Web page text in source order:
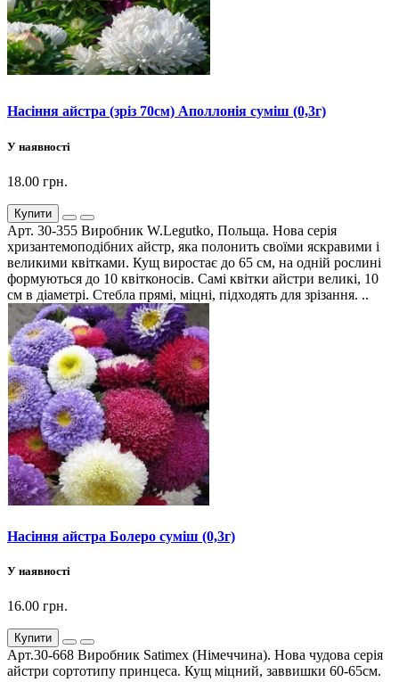
Насіння айстра (зріз 70см) Аполлонія суміш (0,3г)
У наявності
18.00 грн.
Купити
Арт. 30-355 Виробник W.Legutko, Польща. Нова серія
хризантемоподібних айстр, яка полонить своїми яскравими і
великими квітками. Кущ виростає до 65 см, на одній рослині
формуються до 10 квітконосів. Самі квітки айстри великі, 10
см в діаметрі. Стебла прямі, міцні, підходять для зрізання. ..
Насіння айстра Болеро суміш (0,3г)
У наявності
16.00 грн.
Купити
Арт.30-668 Виробник Satimex (Німеччина). Нова чудова серія
айстри сортотипу принцеса. Кущ міцний, заввишки 60-65см.